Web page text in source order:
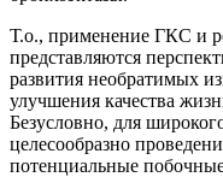
Т.о., применение ГКС и
представляются
развития необратимых
улучшения качества
Безусловно, для
целесообразно
потенциальные